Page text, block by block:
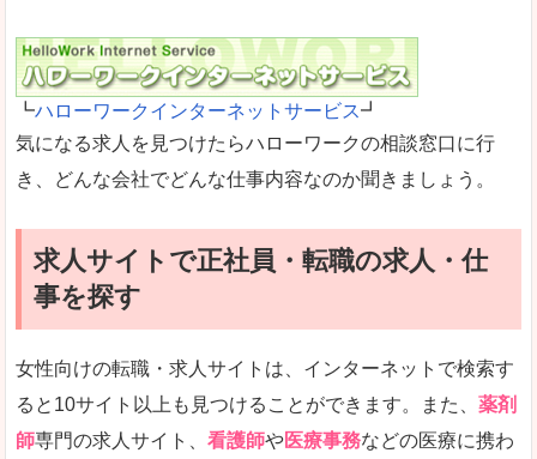
┗ハローワークインターネットサービス┛
気になる求人を見つけたらハローワークの相談窓口に行
き、どんな会社でどんな仕事内容なのか聞きましょう。
求人サイトで正社員・転職の求人・仕
事を探す
女性向けの転職・求人サイトは、インターネットで検索す
ると10サイト以上も見つけることができます。また、 薬剤
師専門の求人サイト、 看護師や医療事務などの医療に携わ